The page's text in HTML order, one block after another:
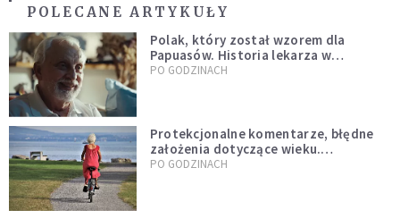
POLECANE ARTYKUŁY
Polak, który został wzorem dla
Papuasów. Historia lekarza w
sutannie, który uleczył dżunglę
PO GODZINACH
Protekcjonalne komentarze, błędne
założenia dotyczące wieku.
Stereotypy ranią, kłamią i rozrywają
PO GODZINACH